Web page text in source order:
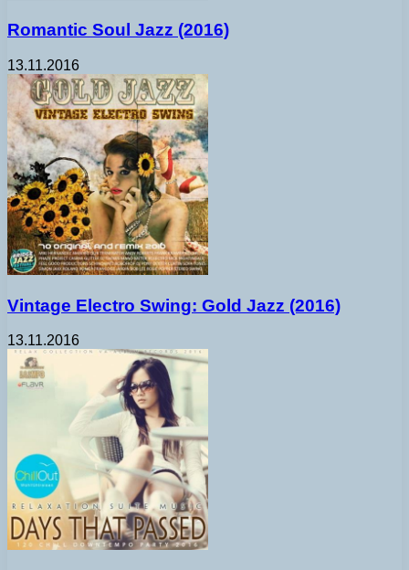
Romantic Soul Jazz (2016)
13.11.2016
Vintage Electro Swing: Gold Jazz (2016)
13.11.2016